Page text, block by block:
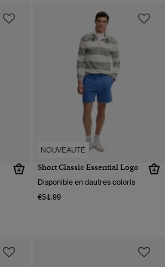
NOUVEAUTÉ
Short Classic Essential Logo
Disponible en dautres coloris
€54.99